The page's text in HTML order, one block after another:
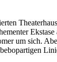
um sich.